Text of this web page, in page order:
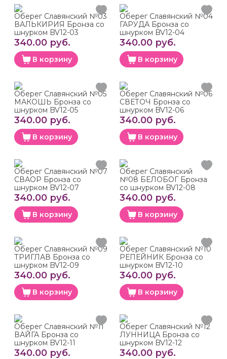
Оберег Славянский №03
ВАЛЬКИРИЯ Бронза со
шнурком BV12-03
340.00 руб.
В корзину
Оберег Славянский №04
ГАРУДА Бронза со
шнурком BV12-04
340.00 руб.
В корзину
Оберег Славянский №05
МАКОШЬ Бронза со
шнурком BV12-05
340.00 руб.
В корзину
Оберег Славянский №06
СВЕТОЧ Бронза со
шнурком BV12-06
340.00 руб.
В корзину
Оберег Славянский №07
СВАОР Бронза со
шнурком BV12-07
340.00 руб.
В корзину
Оберег Славянский
№08 БЕЛОБОГ Бронза
со шнурком BV12-08
340.00 руб.
В корзину
Оберег Славянский №09
ТРИГЛАВ Бронза со
шнурком BV12-09
340.00 руб.
В корзину
Оберег Славянский №10
РЕПЕЙНИК Бронза со
шнурком BV12-10
340.00 руб.
В корзину
Оберег Славянский №11
ВАЙГА Бронза со
шнурком BV12-11
340.00 руб.
Оберег Славянский №12
ЛУННИЦА Бронза со
шнурком BV12-12
340.00 руб.